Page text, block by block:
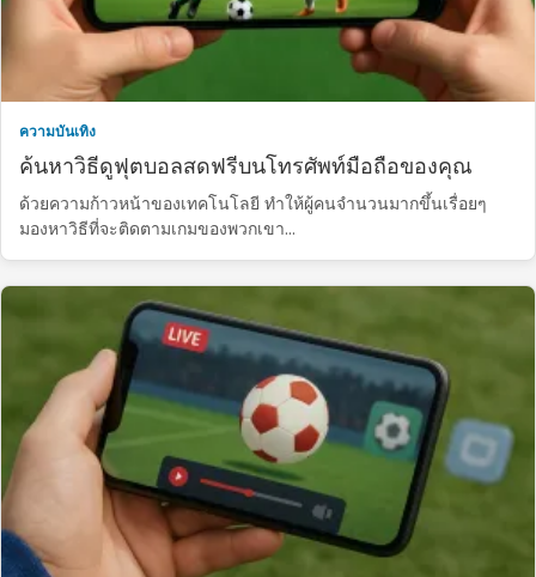
ความบันเทิง
ค้นหาวิธีดูฟุตบอลสดฟรีบนโทรศัพท์มือถือของคุณ
ด้วยความก้าวหน้าของเทคโนโลยี ทำให้ผู้คนจำนวนมากขึ้นเรื่อยๆ
มองหาวิธีที่จะติดตามเกมของพวกเขา...